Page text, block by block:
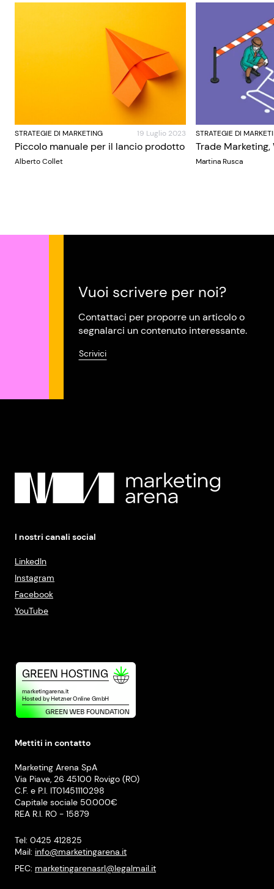
STRATEGIE DI MARKETING 19 Luglio 2023
Piccolo manuale per il lancio prodotto
Alberto Collet
STRATEGIE DI
Trade Marketing,
Martina Rusca
Vuoi scrivere per noi?
Contattaci per proporre un articolo o
segnalarci un contenuto interessante.
Scrivici
I nostri canali social
LinkedIn
Instagram
Facebook
YouTube
Mettiti in contatto
Marketing Arena SpA
Via Piave, 26 45100 Rovigo (RO)
C.F. e P.I. IT01451110298
Capitale sociale 50.000€
REA R.I. RO - 15879
Tel: 0425 412825
Mail: info@marketingarena.it
PEC: marketingarenasrl@legalmail.it